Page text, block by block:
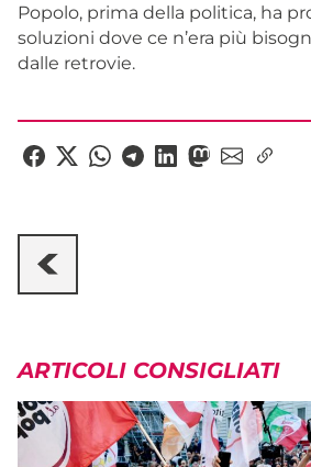
Popolo, prima della politica, ha
soluzioni dove ce n’era più
dalle retrovie.
ARTICOLI CONSIGLIATI